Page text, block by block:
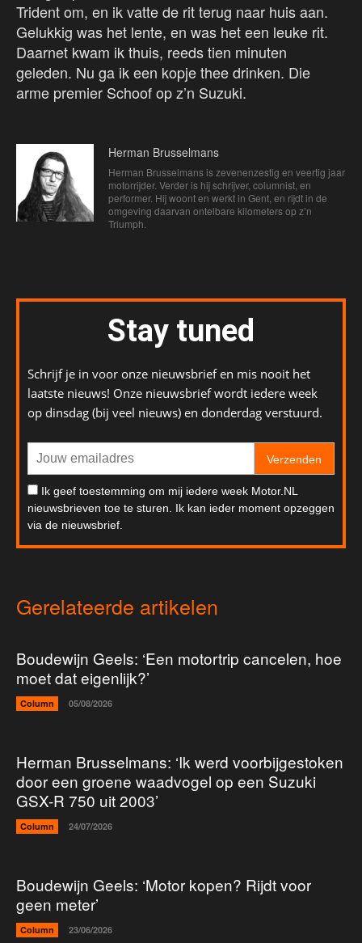
Trident om, en ik vatte de rit terug naar huis aan.
Gelukkig was het lente, en was het een leuke rit.
Daarnet kwam ik thuis, reeds tien minuten
geleden. Nu ga ik een kopje thee drinken. Die
arme premier Schoof op z’n Suzuki.
Herman Brusselmans
Herman Brusselmans is zevenenzestig en veertig jaar
motorrijder. Verder is hij schrijver, columnist, en
performer. Hij woont en werkt in Gent, en rijdt in de
omgeving daarvan ontelbare kilometers op z’n
Triumph.
Stay tuned
Schrijf je in voor onze nieuwsbrief en mis nooit het
laatste nieuws! Onze nieuwsbrief wordt iedere week
op dinsdag (bij veel nieuws) en donderdag verstuurd.
Verzenden
Ik geef toestemming om mij iedere week Motor.NL
nieuwsbrieven toe te sturen. Ik kan ieder moment opzeggen
via de nieuwsbrief.
Gerelateerde artikelen
Boudewijn Geels: ‘Een motortrip cancelen, hoe
moet dat eigenlijk?’
Column 05/08/2026
Herman Brusselmans: ‘Ik werd voorbijgestoken
door een groene waadvogel op een Suzuki
GSX-R 750 uit 2003’
Column 24/07/2026
Boudewijn Geels: ‘Motor kopen? Rijdt voor
geen meter’
Column 23/06/2026